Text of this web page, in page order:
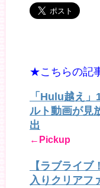
★こちらの記
「Hulu越え
ルト動画が見
出
←Pickup
【ラブライ
入りクリアフ